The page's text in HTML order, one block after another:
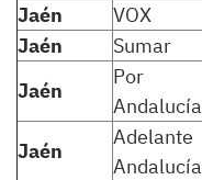
Jaén
VOX
Jaén
Sumar
Jaén
Por
Andalucía
Jaén
Adelante
Andalucía